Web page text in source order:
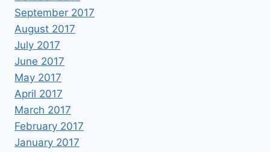
September 2017
August 2017
July 2017
June 2017
May 2017
April 2017
March 2017
February 2017
January 2017